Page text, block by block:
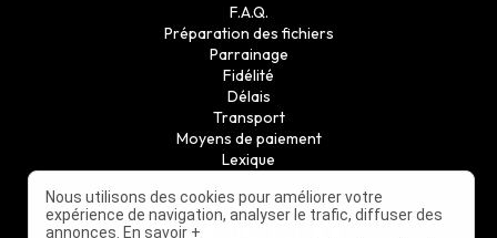
F.A.Q.
Préparation des fichiers
Parrainage
Fidélité
Délais
Transport
Moyens de paiement
Lexique
Suivez nous
Nous utilisons des cookies pour améliorer votre
expérience de navigation, analyser le trafic, diffuser des
annonces. En savoir +